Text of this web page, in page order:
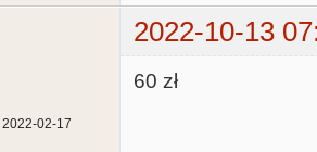
2022-10-13
2022-02-17
60 zł